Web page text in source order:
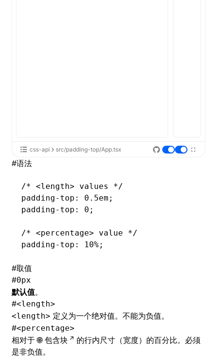
css-api src/padding-top/App.tsx
#语法
/* <length> values */
padding-top : 0.5em;
padding-top : 0;
/* <percentage> value */
padding-top : 10%;
#取值
#0px
默认值。
#<length>
<length> 定义为一个绝对值。不能为负值。
#<percentage>
相对于 包含块
的行内尺寸（宽度）的百分比。必须
是非负值。